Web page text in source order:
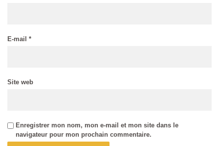
E-mail *
Site web
Enregistrer mon nom, mon e-mail et mon site dans le
navigateur pour mon prochain commentaire.